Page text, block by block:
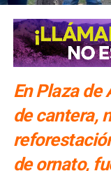
En Plaza de
de cantera,
de ornato,